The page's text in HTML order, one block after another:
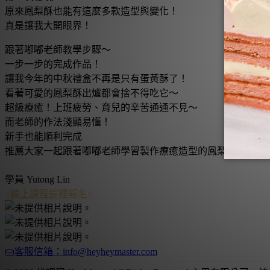
原來鳳梨酥也能有這麼多款造型與變化！
真是讓我大開眼界！
跟著嘟嘟老師教學步驟～
一步一步的完成作品！
讓我今年的中秋禮盒不再是只有蛋黃酥了！
看著可愛的鳳梨酥出爐都會捨不得吃它～
超級療癒！上班疲勞、育兒的辛苦通通不見～
而老師的作法淺顯易懂！
新手也能順利完成
推薦大家一起跟著嘟嘟老師學習製作療癒造型的鳳梨酥喔！
學員 Yutong Lin
<線上課程這裡報名>
客服信箱：info@heyheymaster.com